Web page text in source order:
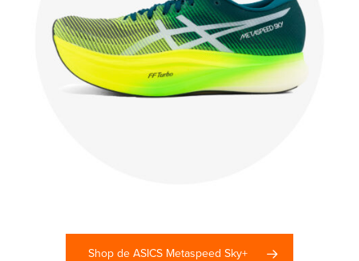
Shop de ASICS Metaspeed Sky+